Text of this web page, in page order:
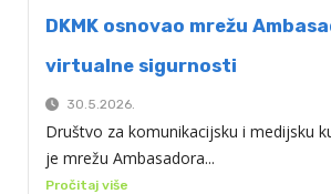
DKMK osnovao mrežu
virtualne sigurnosti
30.5.2026.
Društvo za komunikacijsku i medijsku
je mrežu Ambasadora...
Pročitaj više